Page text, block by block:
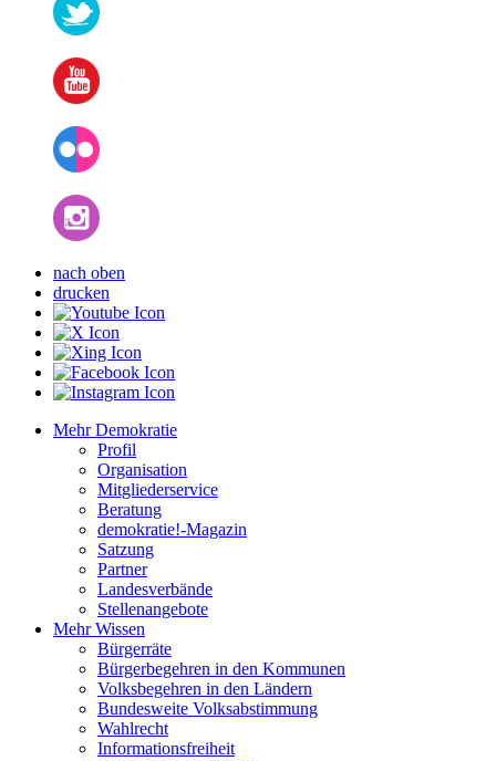
nach oben
drucken
Mehr Demokratie
Profil
Organisation
Mitgliederservice
Beratung
demokratie!-Magazin
Satzung
Partner
Landesverbände
Stellenangebote
Mehr Wissen
Bürgerräte
Bürgerbegehren in den Kommunen
Volksbegehren in den Ländern
Bundesweite Volksabstimmung
Wahlrecht
Informationsfreiheit